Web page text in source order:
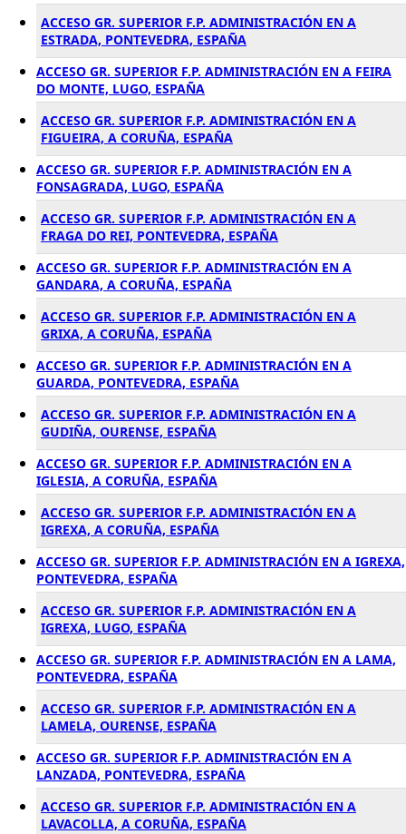
ACCESO GR. SUPERIOR F.P. ADMINISTRACIÓN EN A
ESTRADA, PONTEVEDRA, ESPAÑA
ACCESO GR. SUPERIOR F.P. ADMINISTRACIÓN EN A FEIRA
DO MONTE, LUGO, ESPAÑA
ACCESO GR. SUPERIOR F.P. ADMINISTRACIÓN EN A
FIGUEIRA, A CORUÑA, ESPAÑA
ACCESO GR. SUPERIOR F.P. ADMINISTRACIÓN EN A
FONSAGRADA, LUGO, ESPAÑA
ACCESO GR. SUPERIOR F.P. ADMINISTRACIÓN EN A
FRAGA DO REI, PONTEVEDRA, ESPAÑA
ACCESO GR. SUPERIOR F.P. ADMINISTRACIÓN EN A
GANDARA, A CORUÑA, ESPAÑA
ACCESO GR. SUPERIOR F.P. ADMINISTRACIÓN EN A
GRIXA, A CORUÑA, ESPAÑA
ACCESO GR. SUPERIOR F.P. ADMINISTRACIÓN EN A
GUARDA, PONTEVEDRA, ESPAÑA
ACCESO GR. SUPERIOR F.P. ADMINISTRACIÓN EN A
GUDIÑA, OURENSE, ESPAÑA
ACCESO GR. SUPERIOR F.P. ADMINISTRACIÓN EN A
IGLESIA, A CORUÑA, ESPAÑA
ACCESO GR. SUPERIOR F.P. ADMINISTRACIÓN EN A
IGREXA, A CORUÑA, ESPAÑA
ACCESO GR. SUPERIOR F.P. ADMINISTRACIÓN EN A IGREXA,
PONTEVEDRA, ESPAÑA
ACCESO GR. SUPERIOR F.P. ADMINISTRACIÓN EN A
IGREXA, LUGO, ESPAÑA
ACCESO GR. SUPERIOR F.P. ADMINISTRACIÓN EN A LAMA,
PONTEVEDRA, ESPAÑA
ACCESO GR. SUPERIOR F.P. ADMINISTRACIÓN EN A
LAMELA, OURENSE, ESPAÑA
ACCESO GR. SUPERIOR F.P. ADMINISTRACIÓN EN A
LANZADA, PONTEVEDRA, ESPAÑA
ACCESO GR. SUPERIOR F.P. ADMINISTRACIÓN EN A
LAVACOLLA, A CORUÑA, ESPAÑA